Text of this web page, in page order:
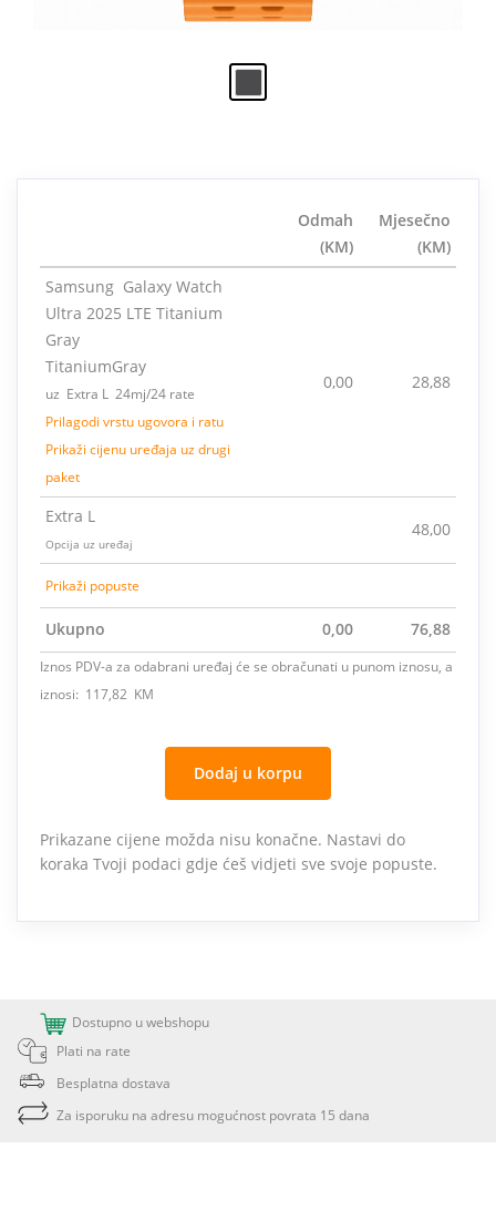
Odmah
(KM)
Mjesečno
(KM)
Samsung Galaxy Watch
Ultra 2025 LTE Titanium
Gray
TitaniumGray
uz Extra L 24mj/24 rate
Prilagodi vrstu ugovora i ratu
Prikaži cijenu uređaja uz drugi
paket
0,00 28,88
Extra L
Opcija uz uređaj
48,00
Prikaži popuste
Ukupno 0,00 76,88
Iznos PDV-a za odabrani uređaj će se obračunati u punom iznosu, a
iznosi: 117,82 KM
Dodaj u korpu
Prikazane cijene možda nisu konačne. Nastavi do
koraka Tvoji podaci gdje ćeš vidjeti sve svoje popuste.
Dostupno u webshopu
Plati na rate
Besplatna dostava
Za isporuku na adresu mogućnost povrata 15 dana